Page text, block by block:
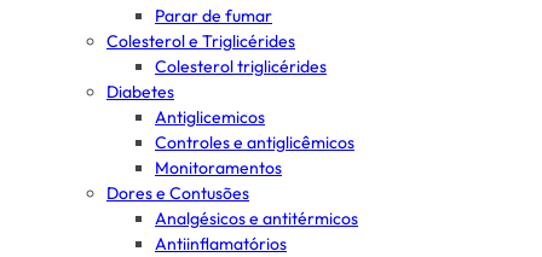
Parar de fumar
Colesterol e Triglicérides
Colesterol triglicérides
Diabetes
Antiglicemicos
Controles e antiglicêmicos
Monitoramentos
Dores e Contusões
Analgésicos e antitérmicos
Antiinflamatórios